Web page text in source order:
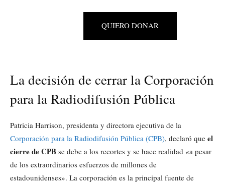
QUIERO DONAR
La decisión de cerrar la Corporación
para la Radiodifusión Pública
Patricia Harrison, presidenta y directora ejecutiva de la
Corporación para la Radiodifusión Pública (CPB), declaró que el
cierre de CPB se debe a los recortes y se hace realidad «a pesar
de los extraordinarios esfuerzos de millones de
estadounidenses». La corporación es la principal fuente de